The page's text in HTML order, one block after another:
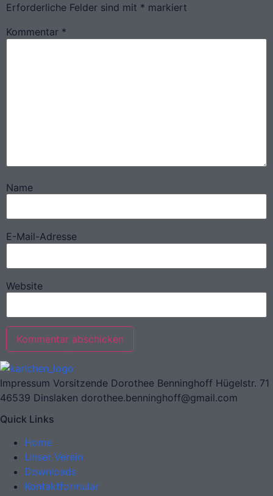
Erforderliche Felder sind mit * markiert
Kommentar *
Name
E-Mail-Adresse
Website
Impressum Vorsitzende Dorothee Benninghoff Hügelstr. 71
46539 Dinslaken dorothee.benninghoff@gmail.com
Quick Links
Home
Unser Verein
Downloads
Kontaktformular